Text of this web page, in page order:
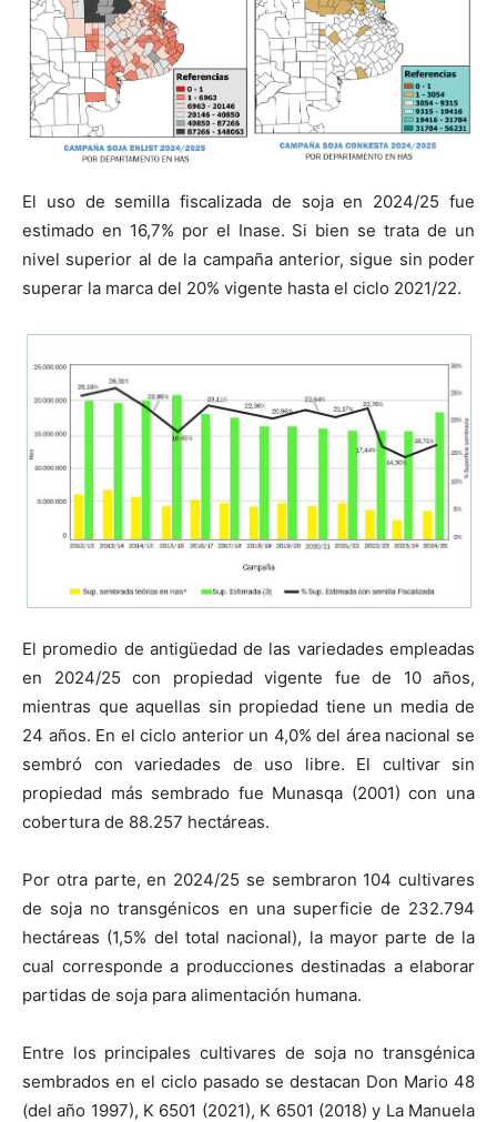
El uso de semilla fiscalizada de soja en 2024/25 fue
estimado en 16,7% por el Inase. Si bien se trata de un
nivel superior al de la campaña anterior, sigue sin poder
superar la marca del 20% vigente hasta el ciclo 2021/22.
El promedio de antigüedad de las variedades empleadas
en 2024/25 con propiedad vigente fue de 10 años,
mientras que aquellas sin propiedad tiene un media de
24 años. En el ciclo anterior un 4,0% del área nacional se
sembró con variedades de uso libre. El cultivar sin
propiedad más sembrado fue Munasqa (2001) con una
cobertura de 88.257 hectáreas.
Por otra parte, en 2024/25 se sembraron 104 cultivares
de soja no transgénicos en una superficie de 232.794
hectáreas (1,5% del total nacional), la mayor parte de la
cual corresponde a producciones destinadas a elaborar
partidas de soja para alimentación humana.
Entre los principales cultivares de soja no transgénica
sembrados en el ciclo pasado se destacan Don Mario 48
(del año 1997), K 6501 (2021), K 6501 (2018) y La Manuela